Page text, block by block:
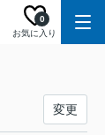
お気に入り
0
変更